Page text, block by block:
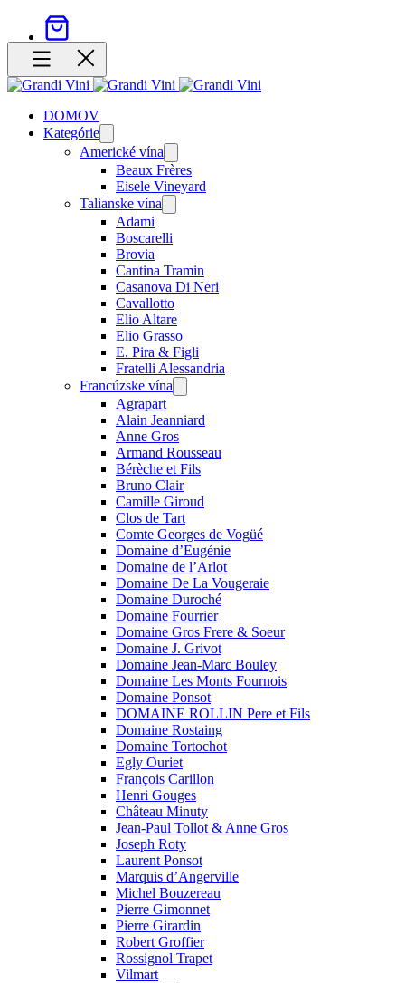
DOMOV
Kategórie
menu
Americké vína
menu
Beaux Frères
Eisele Vineyard
Talianske vína
menu
Adami
Boscarelli
Brovia
Cantina Tramin
Casanova Di Neri
Cavallotto
Elio Altare
Elio Grasso
E. Pira & Figli
Fratelli Alessandria
Francúzske vína
menu
Agrapart
Alain Jeanniard
Anne Gros
Armand Rousseau
Bérèche et Fils
Bruno Clair
Camille Giroud
Clos de Tart
Comte Georges de Vogüé
Domaine d’Eugénie
Domaine de l’Arlot
Domaine De La Vougeraie
Domaine Duroché
Domaine Fourrier
Domaine Gros Frere & Soeur
Domaine J. Grivot
Domaine Jean-Marc Bouley
Domaine Les Monts Fournois
Domaine Ponsot
DOMAINE ROLLIN Pere et Fils
Domaine Rostaing
Domaine Tortochot
Egly Ouriet
François Carillon
Henri Gouges
Château Minuty
Jean-Paul Tollot & Anne Gros
Joseph Roty
Laurent Ponsot
Marquis d’Angerville
Michel Bouzereau
Pierre Gimonnet
Pierre Girardin
Robert Groffier
Rossignol Trapet
Vilmart